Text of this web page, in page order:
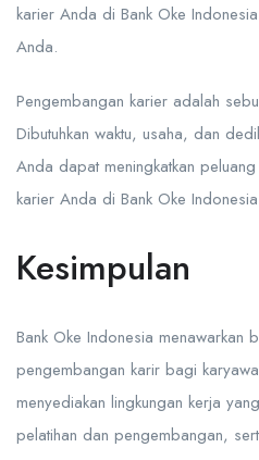
karier Anda di Bank Oke
Anda.
Pengembangan karier adalah
Dibutuhkan waktu, usaha, dan
Anda dapat meningkatkan
karier Anda di Bank Oke
Kesimpulan
Bank Oke Indonesia menawarkan
pengembangan karir bagi
menyediakan lingkungan kerja
pelatihan dan pengembangan,